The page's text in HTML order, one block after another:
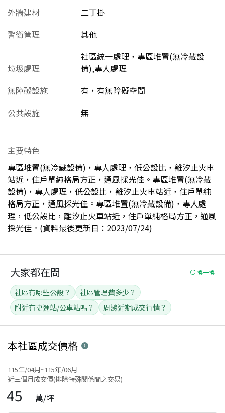
外牆建材
二丁掛
警衛管理
其他
垃圾處理
社區統一處理，專區堆置(無冷藏設
備),專人處理
無障礙設施
有，有無障礙空間
公共設施
無
主要特色
專區堆置(無冷藏設備)，專人處理，低公設比，離汐止火車
站近，住戶單純格局方正，通風採光佳。專區堆置(無冷藏
設備)，專人處理，低公設比，離汐止火車站近，住戶單純
格局方正，通風採光佳。專區堆置(無冷藏設備)，專人處
理，低公設比，離汐止火車站近，住戶單純格局方正，通風
採光佳。(資料最後更新日：2023/07/24)
大家都在問 換一換
社區有哪些公設？
社區管理費多少？
附近有捷運站/公車站嗎？
周邊近期成交行情？
本社區成交價格
115年/04月~115年/06月
近三個月成交價(排除特殊關係間之交易)
45 萬/坪